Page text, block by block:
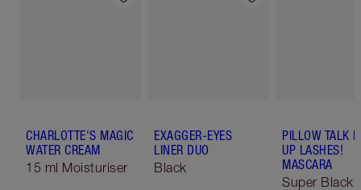
CHARLOTTE'S MAGIC
WATER CREAM
15 ml Moisturiser
EXAGGER-EYES
LINER DUO
Black
PILLOW TALK
UP LASHES!
MASCARA
Super Black